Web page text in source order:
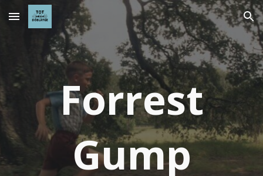
Skip to main content Skip to navigation
Forrest
Gump